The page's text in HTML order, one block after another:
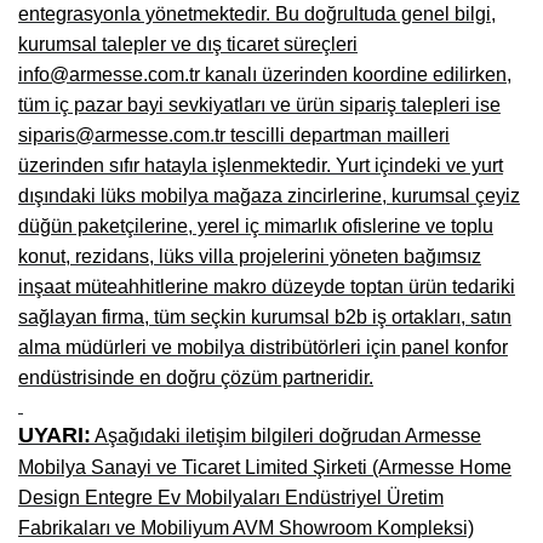
Niğde Mobilyacılar, Mobilya Firmaları, İmalatçıları
Giresun Mobilya Mağazaları, İmalatçıları, Mobilyacıları
entegrasyonla yönetmektedir. Bu doğrultuda genel bilgi,
kurumsal talepler ve dış ticaret süreçleri
info@armesse.com.tr kanalı üzerinden koordine edilirken,
tüm iç pazar bayi sevkiyatları ve ürün sipariş talepleri ise
siparis@armesse.com.tr tescilli departman mailleri
üzerinden sıfır hatayla işlenmektedir. Yurt içindeki ve yurt
dışındaki lüks mobilya mağaza zincirlerine, kurumsal çeyiz
düğün paketçilerine, yerel iç mimarlık ofislerine ve toplu
konut, rezidans, lüks villa projelerini yöneten bağımsız
inşaat müteahhitlerine makro düzeyde toptan ürün tedariki
sağlayan firma, tüm seçkin kurumsal b2b iş ortakları, satın
alma müdürleri ve mobilya distribütörleri için panel konfor
endüstrisinde en doğru çözüm partneridir.
UYARI: Aşağıdaki iletişim bilgileri doğrudan Armesse
Mobilya Sanayi ve Ticaret Limited Şirketi (Armesse Home
Design Entegre Ev Mobilyaları Endüstriyel Üretim
Fabrikaları ve Mobiliyum AVM Showroom Kompleksi)